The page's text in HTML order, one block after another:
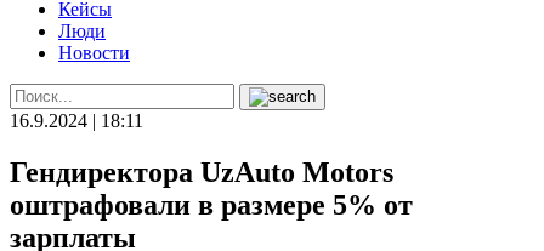
Кейсы
Люди
Новости
16.9.2024 | 18:11
Гендиректора UzAuto Motors
оштрафовали в размере 5% от
зарплаты